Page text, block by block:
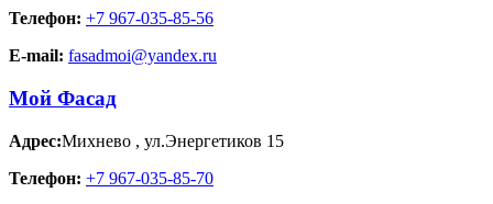
Телефон: +7 967-035-85-56
E-mail: fasadmoi@yandex.ru
Мой Фасад
Адрес:Михнево , ул.Энергетиков 15
Телефон: +7 967-035-85-70